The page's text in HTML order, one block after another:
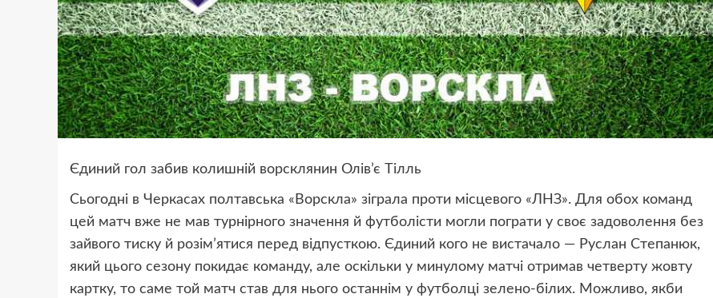
Єдиний гол забив колишній ворсклянин Олів’є Тілль
Сьогодні в Черкасах полтавська «Ворскла» зіграла проти місцевого «ЛНЗ». Для обох команд
цей матч вже не мав турнірного значення й футболісти могли пограти у своє задоволення без
зайвого тиску й розім’ятися перед відпусткою. Єдиний кого не вистачало — Руслан Степанюк,
який цього сезону покидає команду, але оскільки у минулому матчі отримав четверту жовту
картку, то саме той матч став для нього останнім у футболці зелено-білих. Можливо, якби